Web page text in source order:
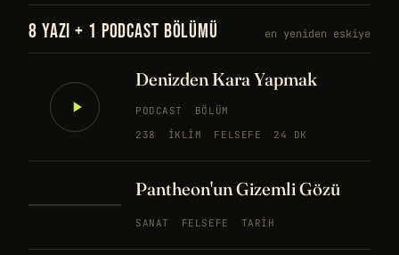
8 YAZI + 1 PODCAST BÖLÜMÜ en yeniden eskiye
Denizden Kara Yapmak
PODCAST
BÖLÜM
238
İKLIM FELSEFE 24 DK
Pantheon'un Gizemli Gözü
SANAT FELSEFE TARIH